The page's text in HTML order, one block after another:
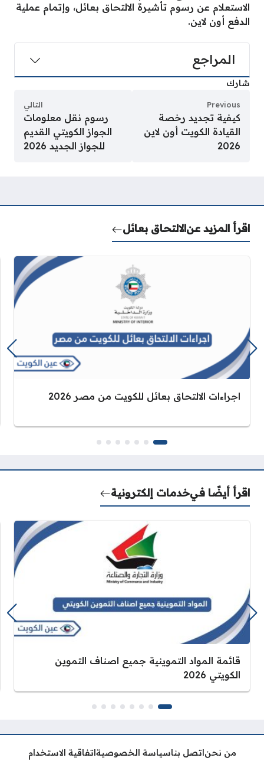
الاستعلام عن رسوم تأشيرة الالتحاق بعائل، وإتمام عملية
الدفع أون لاين.
المراجع
شارك
Previous
كيفية تجديد رخصة
القيادة الكويت أون لاين
2026
التالي
رسوم نقل معلومات
الجواز الكويتي القديم
للجواز الجديد 2026
اقرأ المزيد عنالالتحاق بعائل
اجراءات الالتحاق بعائل للكويت من مصر 2026
اقرأ أيضًا فيخدمات إلكترونية
قائمة المواد التموينية جميع اصناف التموين
الكويتي 2026
من نحناتصل بناسياسة الخصوصيةاتفاقية الاستخدام